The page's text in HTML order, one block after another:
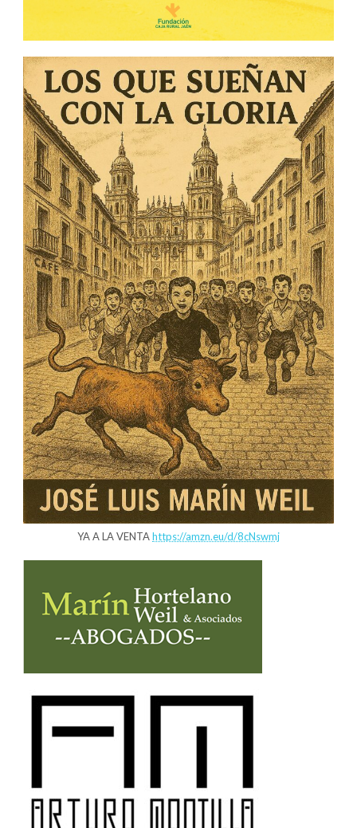
YA A LA VENTAhttps://amzn.eu/d/8cNswmj